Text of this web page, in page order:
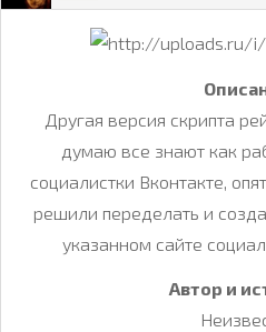
Другая версия скрипта
думаю все знают как
социалистки Вконтакте,
решили переделать и
указанном сайте
Автор и